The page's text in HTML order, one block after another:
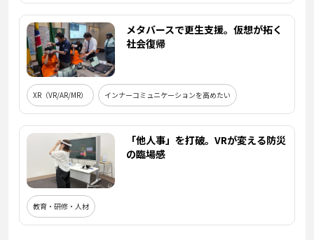
メタバースで更生支援。仮想が拓く
社会復帰
XR（VR/AR/MR） インナーコミュニケーションを高めたい
「他人事」を打破。VRが変える防災
の臨場感
教育・研修・人材